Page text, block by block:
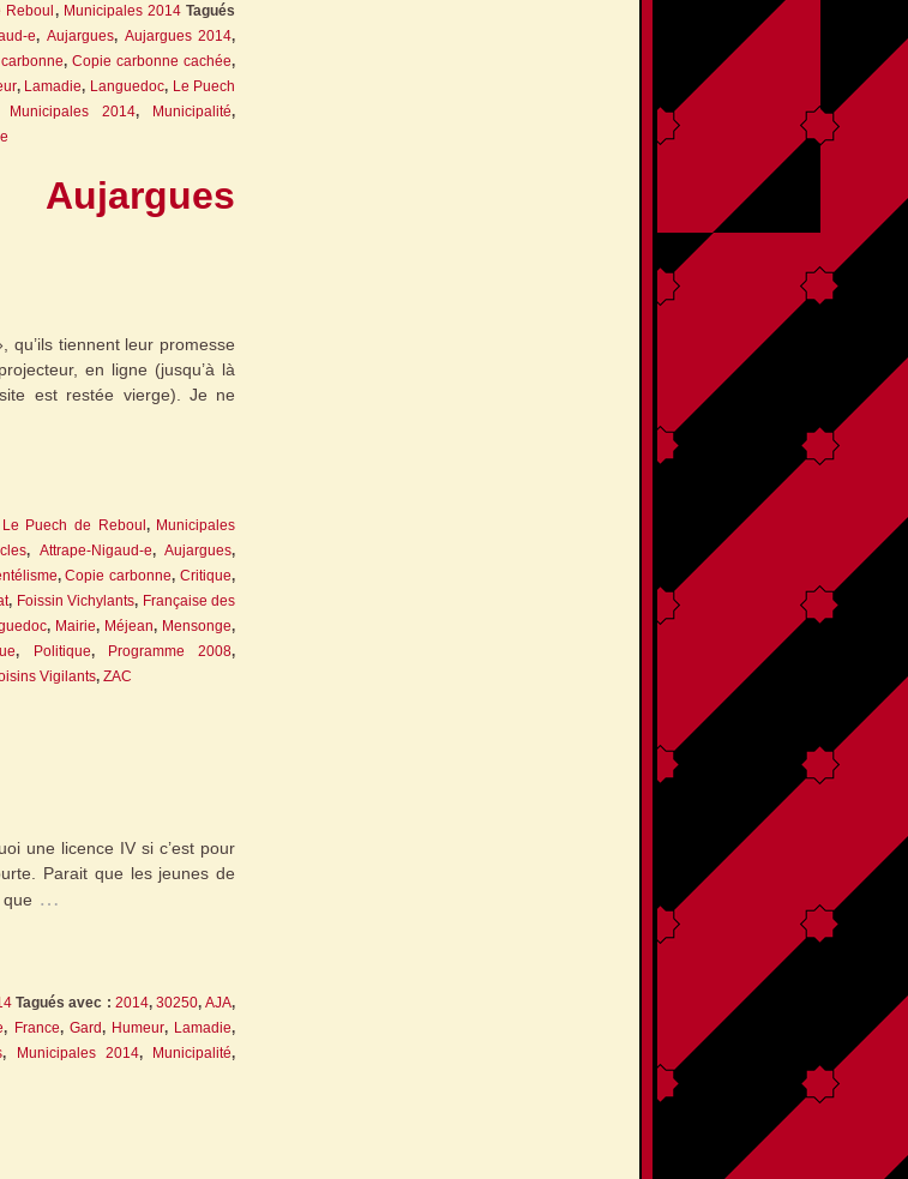
Reboul, Municipales 2014 Tagués
e, Aujargues, Aujargues 2014,
, Copie carbonne cachée,
, Lamadie, Languedoc, Le Puech
Municipales 2014, Municipalité,
qu’ils tiennent leur promesse
en ligne (jusqu’à là
est restée vierge). Je ne
Le Puech de Reboul , Municipales
, Attrape-Nigaud-e,Aujargues,
,Copie carbonne,Critique,
, Foissin Vichylants, Française des
, Mairie, Méjean, Mensonge,
, Politique, Programme 2008,
Vigilants,ZAC
une licence IV si c’est pour
Parait que les jeunes de
que …
Tagués avec : 2014,30250,AJA,
, France, Gard, Humeur, Lamadie,
, Municipales 2014, Municipalité,